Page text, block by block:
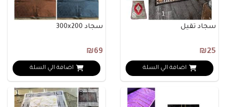
سجاد ثقيل
₪25
اضافة الي السلة
سجاد 300x200
₪69
اضافة الي السلة